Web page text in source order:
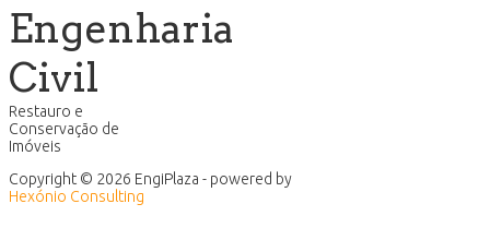
Engenharia
Civil
Restauro e
Conservação de
Imóveis
Copyright © 2026 EngiPlaza - powered by
Hexónio Consulting